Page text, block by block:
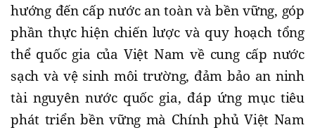
hướng đến cấp nước an toàn và bền vững, góp
phần thực hiện chiến lược và quy hoạch tổng
thể quốc gia của Việt Nam về cung cấp nước
sạch và vệ sinh môi trường, đảm bảo an ninh
tài nguyên nước quốc gia, đáp ứng mục tiêu
phát triển bền vững mà Chính phủ Việt Nam